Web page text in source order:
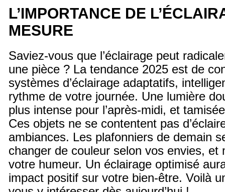
L’IMPORTANCE DE
MESURE
Saviez-vous que l’éclairage peut
une pièce ? La tendance 2025 est de
systèmes d’éclairage adaptatifs,
rythme de votre journée. Une lumière
plus intense pour l’après-midi, et
Ces objets ne se contentent pas
ambiances. Les plafonniers de demain
changer de couleur selon vos envies, et
votre humeur. Un éclairage optimisé
impact positif sur votre bien-être. Voilà